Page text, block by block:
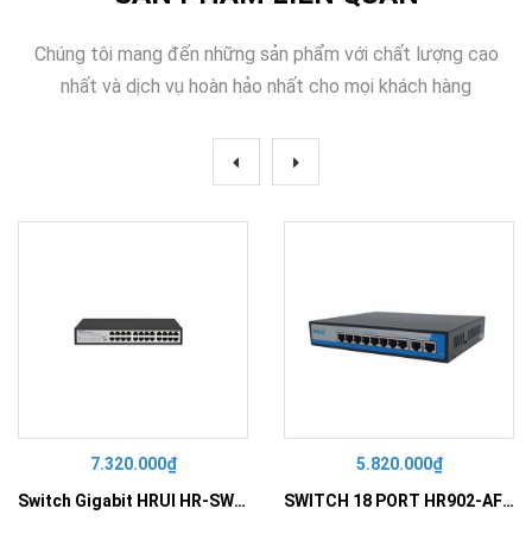
Chúng tôi mang đến những sản phẩm với chất lượng cao
nhất và dịch vụ hoàn hảo nhất cho mọi khách hàng
7.320.000₫
Switch Gigabit HRUI HR-SWG10240D
5.820.000₫
SWITCH 18 PORT HR902-AF162G-300 – Switch PoE 16 Cổng